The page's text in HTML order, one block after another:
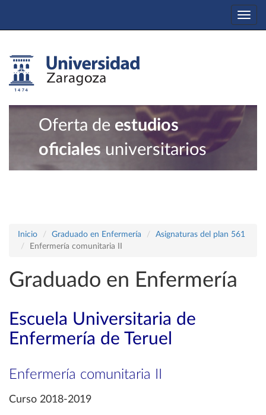
Oferta de estudios
oficiales universitarios
Inicio Graduado en Enfermería
Asignaturas del plan 561
Enfermería comunitaria II
Graduado en Enfermería
Escuela Universitaria de
Enfermería de Teruel
Enfermería comunitaria II
Curso 2018-2019